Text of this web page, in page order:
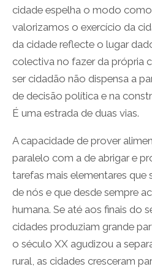
cidade espelha o modo
valorizamos o exercício da
da cidade reflecte o lugar
colectiva no fazer da própria
ser cidadão não dispensa a
de decisão política e na
É uma estrada de duas vias.
A capacidade de prover
paralelo com a de abrigar e
tarefas mais elementares
de nós e que desde sempre
humana. Se até aos finais do
cidades produziam grande
o século XX agudizou a
rural, as cidades cresceram